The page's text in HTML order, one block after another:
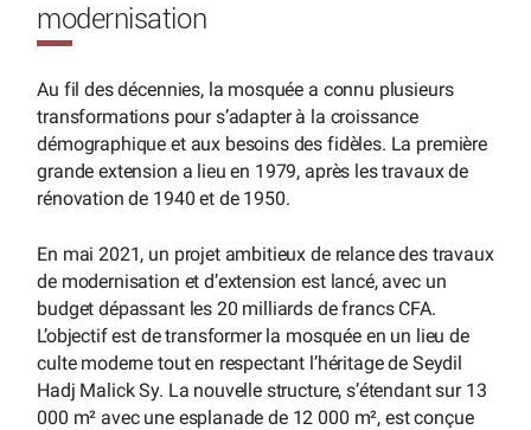
modernisation
Au fil des décennies, la mosquée a connu plusieurs
transformations pour s’adapter à la croissance
démographique et aux besoins des fidèles. La première
grande extension a lieu en 1979, après les travaux de
rénovation de 1940 et de 1950.
En mai 2021, un projet ambitieux de relance des travaux
de modernisation et d’extension est lancé, avec un
budget dépassant les 20 milliards de francs CFA.
L’objectif est de transformer la mosquée en un lieu de
culte moderne tout en respectant l’héritage de Seydil
Hadj Malick Sy. La nouvelle structure, s’étendant sur 13
000 m² avec une esplanade de 12 000 m², est conçue